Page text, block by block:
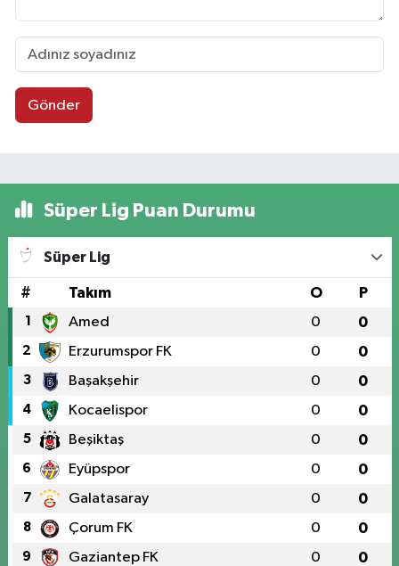
Gönder
Süper Lig Puan Durumu
Süper Lig
# Takım O P
1 Amed 0 0
2 Erzurumspor FK 0 0
3 Başakşehir 0 0
4 Kocaelispor 0 0
5 Beşiktaş 0 0
6 Eyüpspor 0 0
7 Galatasaray 0 0
8 Çorum FK 0 0
9 Gaziantep FK 0 0